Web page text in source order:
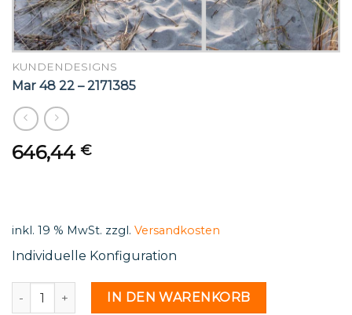
KUNDENDESIGNS
Mar 48 22 – 2171385
646,44 €
inkl. 19 % MwSt. zzgl. Versandkosten
Individuelle Konfiguration
Mar 48 22 - 2171385 MengeIN DEN WARENKORB